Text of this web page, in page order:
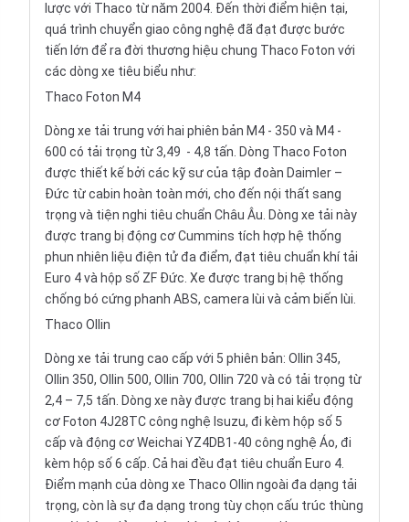
lược với Thaco từ năm 2004. Đến thời điểm hiện tại,
quá trình chuyển giao công nghệ đã đạt được bước
tiến lớn để ra đời thương hiệu chung Thaco Foton với
các dòng xe tiêu biểu như:
Thaco Foton M4
Dòng xe tải trung với hai phiên bản M4 - 350 và M4 -
600 có tải trọng từ 3,49 - 4,8 tấn. Dòng Thaco Foton
được thiết kế bởi các kỹ sư của tập đoàn Daimler –
Đức từ cabin hoàn toàn mới, cho đến nội thất sang
trọng và tiện nghi tiêu chuẩn Châu Âu. Dòng xe tải này
được trang bị động cơ Cummins tích hợp hệ thống
phun nhiên liệu điện tử đa điểm, đạt tiêu chuẩn khí tải
Euro 4 và hộp số ZF Đức. Xe được trang bị hệ thống
chống bó cứng phanh ABS, camera lùi và cảm biến lùi.
Thaco Ollin
Dòng xe tải trung cao cấp với 5 phiên bản: Ollin 345,
Ollin 350, Ollin 500, Ollin 700, Ollin 720 và có tải trọng từ
2,4 – 7,5 tấn. Dòng xe này được trang bị hai kiểu động
cơ Foton 4J28TC công nghệ Isuzu, đi kèm hộp số 5
cấp và động cơ Weichai YZ4DB1-40 công nghệ Áo, đi
kèm hộp số 6 cấp. Cả hai đều đạt tiêu chuẩn Euro 4.
Điểm mạnh của dòng xe Thaco Ollin ngoài đa dạng tải
trọng, còn là sự đa dạng trong tùy chọn cấu trúc thùng